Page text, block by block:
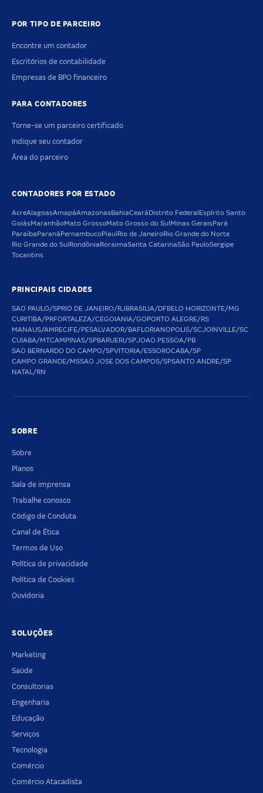
POR TIPO DE PARCEIRO
Encontre um contador
Escritórios de contabilidade
Empresas de BPO financeiro
PARA CONTADORES
Torne-se um parceiro certificado
Indique seu contador
Área do parceiro
CONTADORES POR ESTADO
AcreAlagoasAmapáAmazonas BahiaCeará Distrito Federal Espírito Santo
GoiásMaranhãoMato GrossoMato Grosso do Sul Minas Gerais Pará
Paraíba Paraná PernambucoPiauíRio de JaneiroRio Grande do Norte
Rio Grande do Sul Rondônia RoraimaSanta CatarinaSão PauloSergipe
Tocantins
PRINCIPAIS CIDADES
SAO PAULO/SPRIO DE JANEIRO/RJBRASILIA/DFBELO HORIZONTE/MG
CURITIBA/PRFORTALEZA/CEGOIANIA/GOPORTO ALEGRE/RS
MANAUS/AMRECIFE/PESALVADOR/BAFLORIANOPOLIS/SCJOINVILLE/SC
CUIABA/MTCAMPINAS/SPBARUERI/SPJOAO PESSOA/PB
SAO BERNARDO DO CAMPO/SPVITORIA/ESSOROCABA/SP
CAMPO GRANDE/MSSAO JOSE DOS CAMPOS/SPSANTO ANDRE/SP
NATAL/RN
SOBRE
Sobre
Planos
Sala de imprensa
Trabalhe conosco
Código de Conduta
Canal de Ética
Termos de Uso
Política de privacidade
Política de Cookies
Ouvidoria
SOLUÇÕES
Marketing
Saúde
Consultorias
Engenharia
Educação
Serviços
Tecnologia
Comércio
Comércio Atacadista